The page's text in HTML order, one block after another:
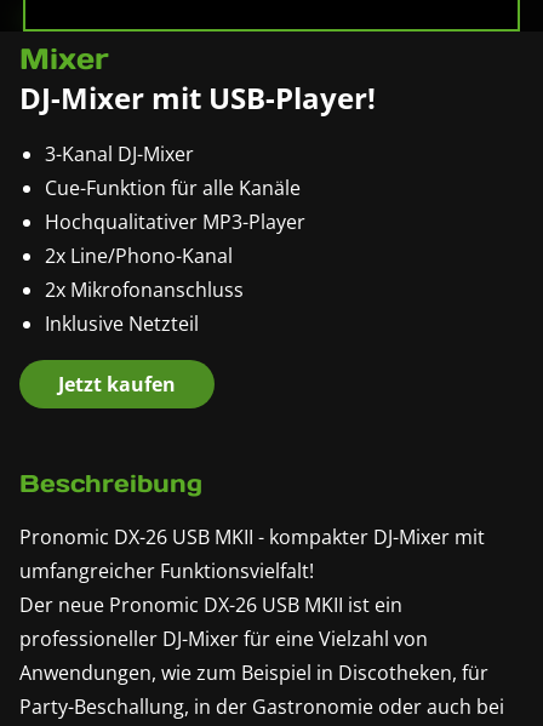
Pronomic DX-26 USB MKII DJ-
Mixer
DJ-Mixer mit USB-Player!
3-Kanal DJ-Mixer
Cue-Funktion für alle Kanäle
Hochqualitativer MP3-Player
2x Line/Phono-Kanal
2x Mikrofonanschluss
Inklusive Netzteil
Jetzt kaufen
Beschreibung
Pronomic DX-26 USB MKII - kompakter DJ-Mixer mit
umfangreicher Funktionsvielfalt!
Der neue Pronomic DX-26 USB MKII ist ein
professioneller DJ-Mixer für eine Vielzahl von
Anwendungen, wie zum Beispiel in Discotheken, für
Party-Beschallung, in der Gastronomie oder auch bei